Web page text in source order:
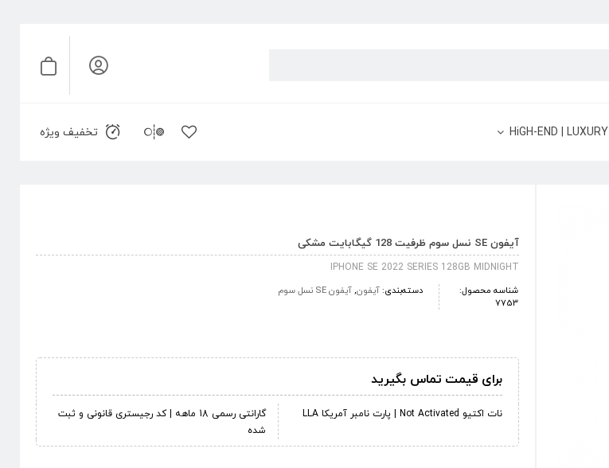
HiGH-END | LUXURY تخفیف ویژه
آیفون SE نسل سوم ظرفیت 128 گیگابایت مشکی
IPHONE SE 2022 SERIES 128GB MIDNIGHT
شناسه محصول:
7753
دسته‌بندی:آیفون,آیفون SE نسل سوم
برای قیمت تماس بگیرید
نات اکتیو Not Activated | پارت نامبر آمریکا LLA
گارانتی رسمی 18 ماهه | کد رجیستری قانونی و ثبت
شده